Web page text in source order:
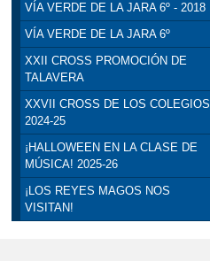
VÍA VERDE DE LA JARA 6º - 2018
VÍA VERDE DE LA JARA 6º
XXII CROSS PROMOCIÓN DE
TALAVERA
XXVII CROSS DE LOS COLEGIOS
2024-25
¡HALLOWEEN EN LA CLASE DE
MÚSICA! 2025-26
¡LOS REYES MAGOS NOS
VISITAN!